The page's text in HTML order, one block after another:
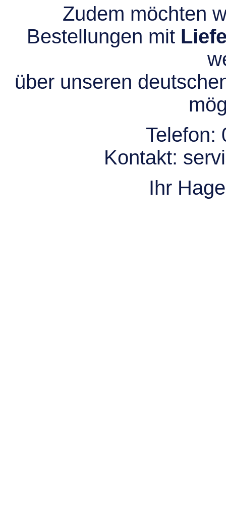
Zudem möchten
Bestellungen mit
über unseren
Telefon:
Kontakt:
Ihr